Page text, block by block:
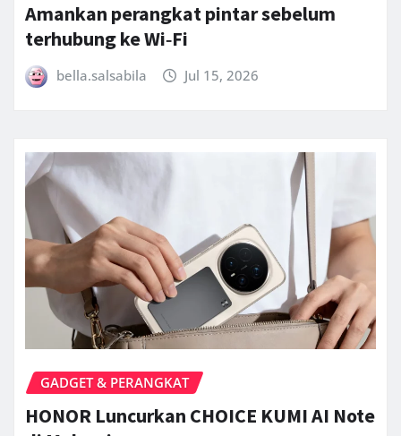
Amankan perangkat pintar sebelum
terhubung ke Wi‑Fi
bella.salsabila Jul 15, 2026
GADGET & PERANGKAT
HONOR Luncurkan CHOICE KUMI AI Note